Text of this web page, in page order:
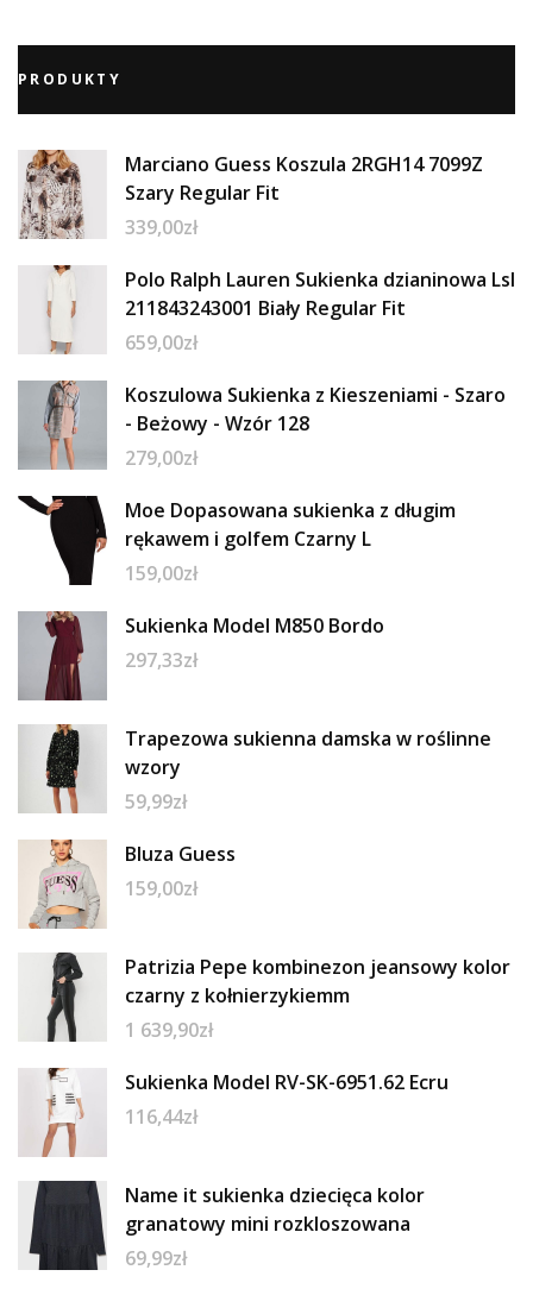
PRODUKTY
Marciano Guess Koszula 2RGH14 7099Z
Szary Regular Fit
339,00zł
Polo Ralph Lauren Sukienka dzianinowa Lsl
211843243001 Biały Regular Fit
659,00zł
Koszulowa Sukienka z Kieszeniami - Szaro
- Beżowy - Wzór 128
279,00zł
Moe Dopasowana sukienka z długim
rękawem i golfem Czarny L
159,00zł
Sukienka Model M850 Bordo
297,33zł
Trapezowa sukienna damska w roślinne
wzory
59,99zł
Bluza Guess
159,00zł
Patrizia Pepe kombinezon jeansowy kolor
czarny z kołnierzykiemm
1 639,90zł
Sukienka Model RV-SK-6951.62 Ecru
116,44zł
Name it sukienka dziecięca kolor
granatowy mini rozkloszowana
69,99zł